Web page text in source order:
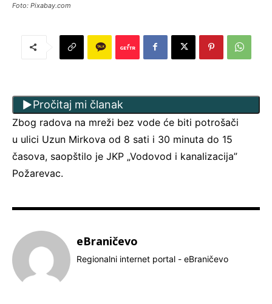
Foto: Pixabay.com
Pročitaj mi članak
Zbog radova na mreži bez vode će biti potrošači
u ulici Uzun Mirkova od 8 sati i 30 minuta do 15
časova, saopštilo je JKP „Vodovod i kanalizacija”
Požarevac.
eBraničevo
Regionalni internet portal - eBraničevo